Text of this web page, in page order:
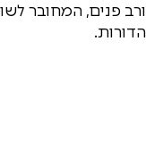
ורב פנים, המחובר
הדורות.